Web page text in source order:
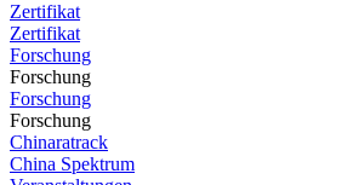
Zertifikat
Zertifikat
Forschung
Forschung
Forschung
Forschung
Chinaratrack
China Spektrum